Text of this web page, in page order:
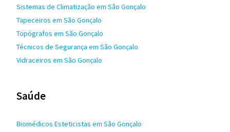
Sistemas de Climatização em São Gonçalo
Tapeceiros em São Gonçalo
Topógrafos em São Gonçalo
Técnicos de Segurança em São Gonçalo
Vidraceiros em São Gonçalo
Saúde
Biomédicos Esteticistas em São Gonçalo